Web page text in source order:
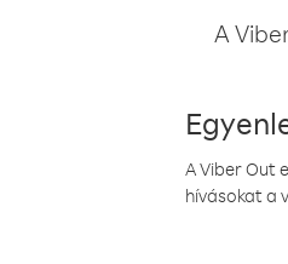
A
A Viber Out
hívásokat a